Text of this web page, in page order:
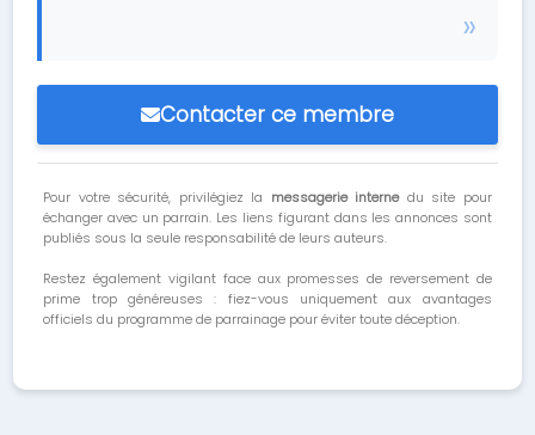
Contacter ce membre
Pour votre sécurité, privilégiez la messagerie internedu site pour
échanger avec un parrain. Les liens figurant dans les annonces sont
publiés sous la seule responsabilité de leurs auteurs.
Restez également vigilant face aux promesses de reversement de
prime trop généreuses : fiez-vous uniquement aux avantages
officiels du programme de parrainage pour éviter toute déception.